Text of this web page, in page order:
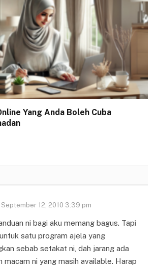
Yang Anda Boleh Cuba
September 12, 2010 3:39 pm
ni bagi aku memang bagus. Tapi
satu program ajela yang
sebab setakat ni, dah jarang ada
macam ni yang masih available. Harap